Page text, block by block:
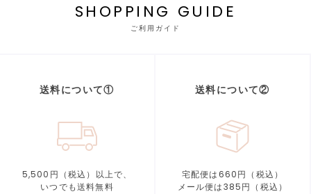
SHOPPING GUIDE
ご利用ガイド
送料について①
5,500円（税込）以上で、
いつでも送料無料
送料について②
宅配便は660円（税込）
メール便は385円（税込）